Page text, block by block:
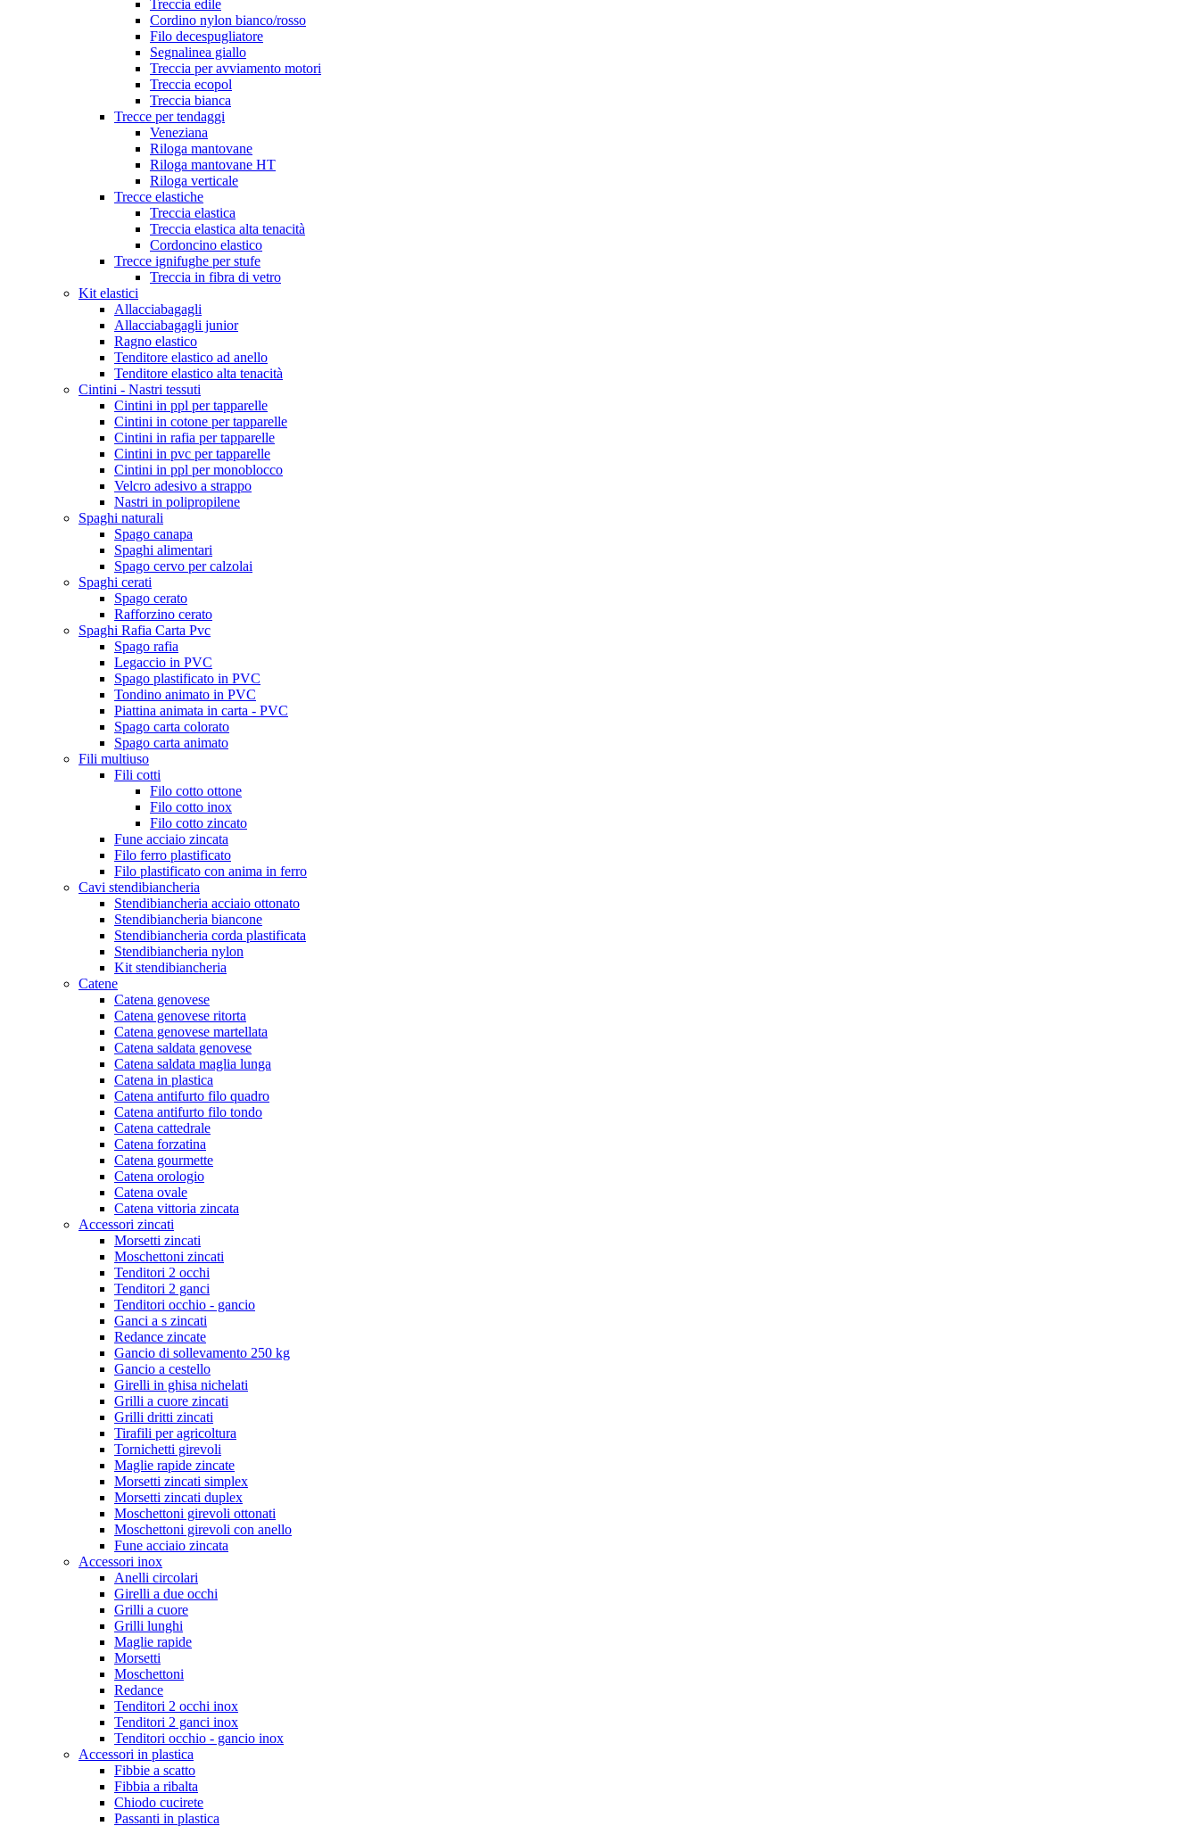
Treccia edile
Cordino nylon bianco/rosso
Filo decespugliatore
Segnalinea giallo
Treccia per avviamento motori
Treccia ecopol
Treccia bianca
Trecce per tendaggi
Veneziana
Riloga mantovane
Riloga mantovane HT
Riloga verticale
Trecce elastiche
Treccia elastica
Treccia elastica alta tenacità
Cordoncino elastico
Trecce ignifughe per stufe
Treccia in fibra di vetro
Kit elastici
Allacciabagagli
Allacciabagagli junior
Ragno elastico
Tenditore elastico ad anello
Tenditore elastico alta tenacità
Cintini - Nastri tessuti
Cintini in ppl per tapparelle
Cintini in cotone per tapparelle
Cintini in rafia per tapparelle
Cintini in pvc per tapparelle
Cintini in ppl per monoblocco
Velcro adesivo a strappo
Nastri in polipropilene
Spaghi naturali
Spago canapa
Spaghi alimentari
Spago cervo per calzolai
Spaghi cerati
Spago cerato
Rafforzino cerato
Spaghi Rafia Carta Pvc
Spago rafia
Legaccio in PVC
Spago plastificato in PVC
Tondino animato in PVC
Piattina animata in carta - PVC
Spago carta colorato
Spago carta animato
Fili multiuso
Fili cotti
Filo cotto ottone
Filo cotto inox
Filo cotto zincato
Fune acciaio zincata
Filo ferro plastificato
Filo plastificato con anima in ferro
Cavi stendibiancheria
Stendibiancheria acciaio ottonato
Stendibiancheria biancone
Stendibiancheria corda plastificata
Stendibiancheria nylon
Kit stendibiancheria
Catene
Catena genovese
Catena genovese ritorta
Catena genovese martellata
Catena saldata genovese
Catena saldata maglia lunga
Catena in plastica
Catena antifurto filo quadro
Catena antifurto filo tondo
Catena cattedrale
Catena forzatina
Catena gourmette
Catena orologio
Catena ovale
Catena vittoria zincata
Accessori zincati
Morsetti zincati
Moschettoni zincati
Tenditori 2 occhi
Tenditori 2 ganci
Tenditori occhio - gancio
Ganci a s zincati
Redance zincate
Gancio di sollevamento 250 kg
Gancio a cestello
Girelli in ghisa nichelati
Grilli a cuore zincati
Grilli dritti zincati
Tirafili per agricoltura
Tornichetti girevoli
Maglie rapide zincate
Morsetti zincati simplex
Morsetti zincati duplex
Moschettoni girevoli ottonati
Moschettoni girevoli con anello
Fune acciaio zincata
Accessori inox
Anelli circolari
Girelli a due occhi
Grilli a cuore
Grilli lunghi
Maglie rapide
Morsetti
Moschettoni
Redance
Tenditori 2 occhi inox
Tenditori 2 ganci inox
Tenditori occhio - gancio inox
Accessori in plastica
Fibbie a scatto
Fibbia a ribalta
Chiodo cucirete
Passanti in plastica